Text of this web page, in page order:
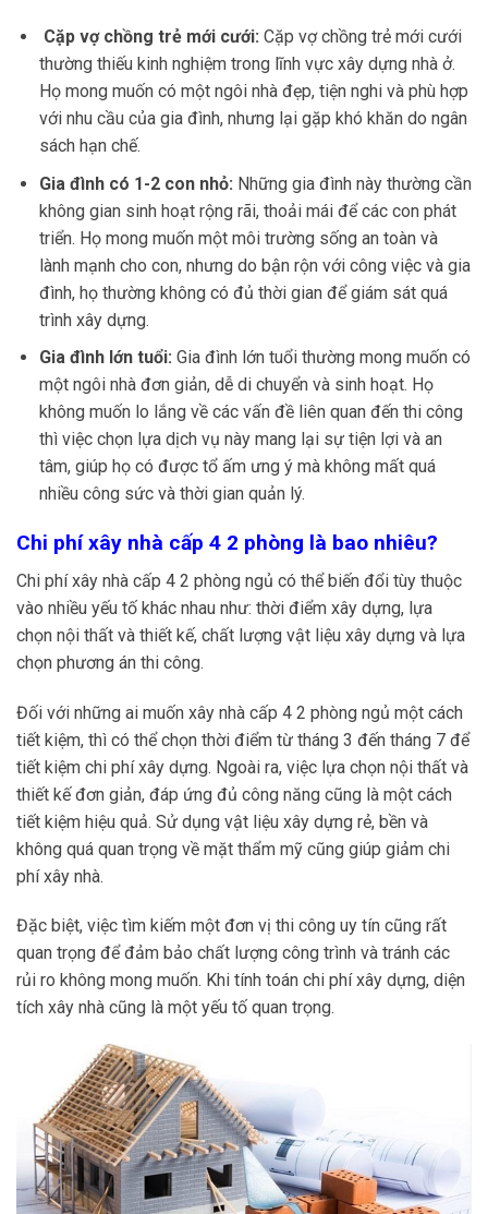
Cặp vợ chồng trẻ mới cưới: Cặp vợ chồng trẻ mới cưới
thường thiếu kinh nghiệm trong lĩnh vực xây dựng nhà ở.
Họ mong muốn có một ngôi nhà đẹp, tiện nghi và phù hợp
với nhu cầu của gia đình, nhưng lại gặp khó khăn do ngân
sách hạn chế.
Gia đình có 1-2 con nhỏ: Những gia đình này thường cần
không gian sinh hoạt rộng rãi, thoải mái để các con phát
triển. Họ mong muốn một môi trường sống an toàn và
lành mạnh cho con, nhưng do bận rộn với công việc và gia
đình, họ thường không có đủ thời gian để giám sát quá
trình xây dựng.
Gia đình lớn tuổi: Gia đình lớn tuổi thường mong muốn có
một ngôi nhà đơn giản, dễ di chuyển và sinh hoạt. Họ
không muốn lo lắng về các vấn đề liên quan đến thi công
thì việc chọn lựa dịch vụ này mang lại sự tiện lợi và an
tâm, giúp họ có được tổ ấm ưng ý mà không mất quá
nhiều công sức và thời gian quản lý.
Chi phí xây nhà cấp 4 2 phòng là bao nhiêu?
Chi phí xây nhà cấp 4 2 phòng ngủ có thể biến đổi tùy thuộc
vào nhiều yếu tố khác nhau như: thời điểm xây dựng, lựa
chọn nội thất và thiết kế, chất lượng vật liệu xây dựng và lựa
chọn phương án thi công.
Đối với những ai muốn xây nhà cấp 4 2 phòng ngủ một cách
tiết kiệm, thì có thể chọn thời điểm từ tháng 3 đến tháng 7 để
tiết kiệm chi phí xây dựng. Ngoài ra, việc lựa chọn nội thất và
thiết kế đơn giản, đáp ứng đủ công năng cũng là một cách
tiết kiệm hiệu quả. Sử dụng vật liệu xây dựng rẻ, bền và
không quá quan trọng về mặt thẩm mỹ cũng giúp giảm chi
phí xây nhà.
Đặc biệt, việc tìm kiếm một đơn vị thi công uy tín cũng rất
quan trọng để đảm bảo chất lượng công trình và tránh các
rủi ro không mong muốn. Khi tính toán chi phí xây dựng, diện
tích xây nhà cũng là một yếu tố quan trọng.